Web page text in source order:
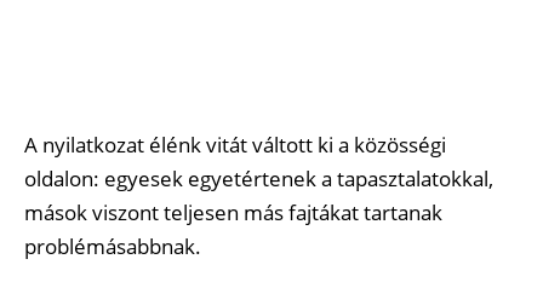
A nyilatkozat élénk vitát váltott ki a közösségi
oldalon: egyesek egyetértenek a tapasztalatokkal,
mások viszont teljesen más fajtákat tartanak
problémásabbnak.